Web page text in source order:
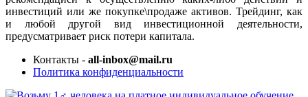
инвестиций или же покупке\продаже активов. Трейдинг, как
и любой другой вид инвестиционной деятельности,
предусматривает риск потери капитала.
Контакты - all-inbox@mail.ru
Политика конфиденциальности